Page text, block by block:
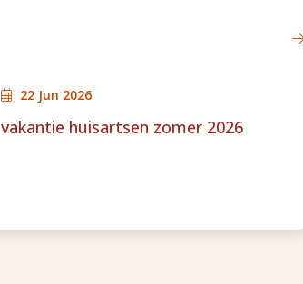
22 Jun 2026
vakantie huisartsen zomer 2026